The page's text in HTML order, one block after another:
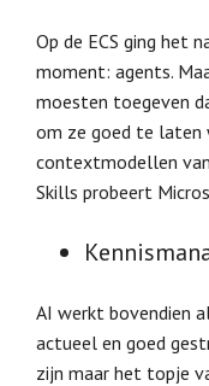
Op de ECS ging het
moment: agents.
moesten toegeven
om ze goed te laten
contextmodellen
Skills probeert
AI werkt bovendien
actueel en goed
zijn maar het topje